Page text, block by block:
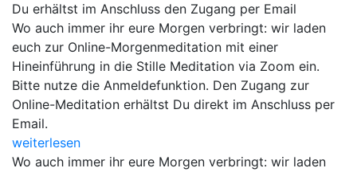
Du erhältst im Anschluss den Zugang per Email
Wo auch immer ihr eure Morgen verbringt: wir laden
euch zur Online-Morgenmeditation mit einer
Hineinführung in die Stille Meditation via Zoom ein.
Bitte nutze die Anmeldefunktion. Den Zugang zur
Online-Meditation erhältst Du direkt im Anschluss per
Email.
weiterlesen
Wo auch immer ihr eure Morgen verbringt: wir laden